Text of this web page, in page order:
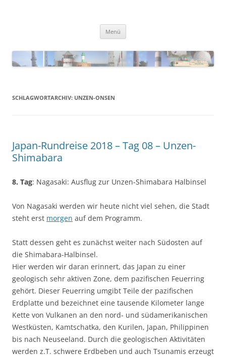
Menü
SCHLAGWORTARCHIV: UNZEN-ONSEN
Japan-Rundreise 2018 – Tag 08 – Unzen-
Shimabara
8. Tag: Nagasaki: Ausflug zur Unzen-Shimabara Halbinsel
Von Nagasaki werden wir heute nicht viel sehen, die Stadt
steht erst morgen auf dem Programm.
Statt dessen geht es zunächst weiter nach Südosten auf
die Shimabara-Halbinsel.
Hier werden wir daran erinnert, das Japan zu einer
geologisch sehr aktiven Zone, dem pazifischen Feuerring
gehört. Dieser Feuerring umgibt Teile der pazifischen
Erdplatte und bezeichnet eine tausende Kilometer lange
Kette von Vulkanen an den nord- und südamerikanischen
Westküsten, Kamtschatka, den Kurilen, Japan, Philippinen
bis nach Neuseeland. Durch die geologischen Aktivitäten
werden z.T. schwere Erdbeben und auch Tsunamis erzeugt